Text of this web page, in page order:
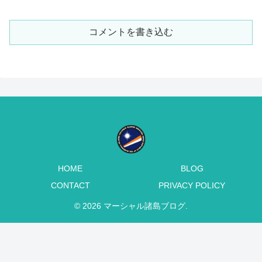
コメントを書き込む
HOME
BLOG
CONTACT
PRIVACY POLICY
© 2026 マーシャル諸島ブログ.